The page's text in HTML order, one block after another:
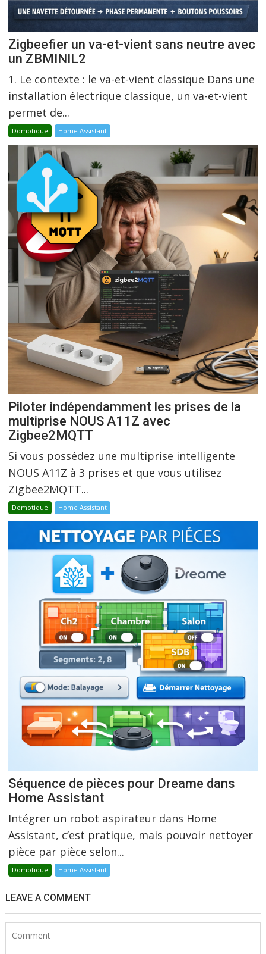
Zigbeefier un va-et-vient sans neutre avec
un ZBMINIL2
1. Le contexte : le va-et-vient classique Dans une
installation électrique classique, un va-et-vient
permet de...
Domotique Home Assistant
Piloter indépendamment les prises de la
multiprise NOUS A11Z avec
Zigbee2MQTT
Si vous possédez une multiprise intelligente
NOUS A11Z à 3 prises et que vous utilisez
Zigbee2MQTT...
Domotique Home Assistant
Séquence de pièces pour Dreame dans
Home Assistant
Intégrer un robot aspirateur dans Home
Assistant, c’est pratique, mais pouvoir nettoyer
pièce par pièce selon...
Domotique Home Assistant
LEAVE A COMMENT